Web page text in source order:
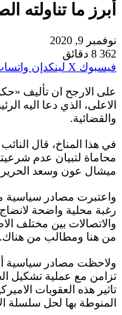
أبرز ما تناولته الصحف
نوفمبر 9, 2020
362 8 دقائق
فيسبوك ‫X لينكدإن
على الارجح ان تأليف
الاعلى، الذي دعا اليه
والقضائية.
في هذا المناخ، قال
محاماة لتبيان عدم
ميشال عون وسعد
واعتبرت مصادر سياسية
رغبة محلية واضحة
والاتصالات بين مختلف
من هنا ومطالب من هناك.
ولاحظت مصادر سياسية أن
تزامن مع عملية تشكيل
تاثير هذه العقوبات
المنوطة بها لحل سلسلة